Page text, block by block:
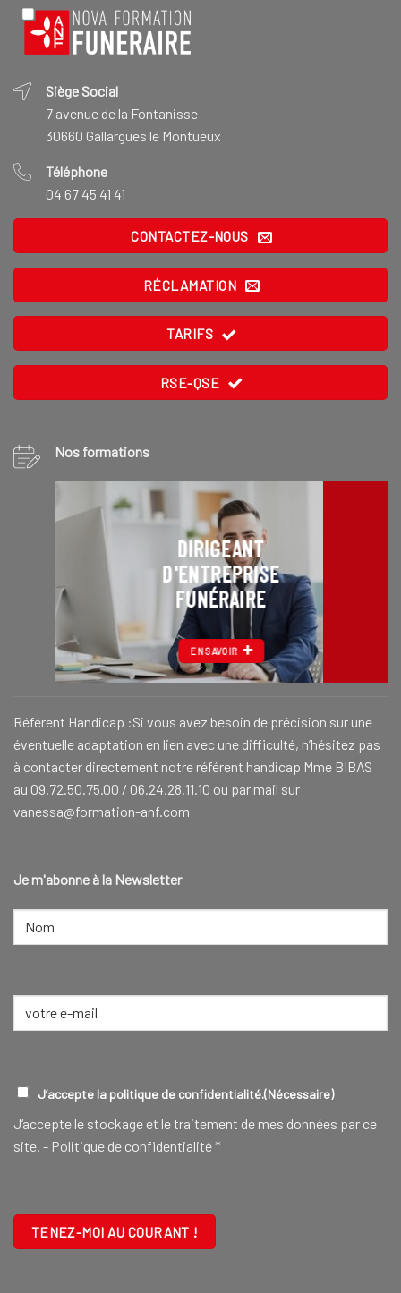
Siège Social
7 avenue de la Fontanisse
30660 Gallargues le Montueux
Téléphone
04 67 45 41 41
CONTACTEZ-NOUS
RÉCLAMATION
TARIFS
RSE-QSE
Nos formations
DIRIGEANT
D'ENTREPRISE
FUNÉRAIRE
EN SAVOIR
Référent Handicap :Si vous avez besoin de précision sur une
éventuelle adaptation en lien avec une difficulté, n’hésitez pas
à contacter directement notre référent handicap Mme BIBAS
au 09.72.50.75.00 / 06.24.28.11.10 ou par mail sur
vanessa@formation-anf.com
Je m'abonne à la Newsletter
NOM
RGPD(NÉCESSAIRE)
J’accepte la politique de confidentialité.(Nécessaire)
J‘accepte le stockage et le traitement de mes données par ce
site. - Politique de confidentialité*